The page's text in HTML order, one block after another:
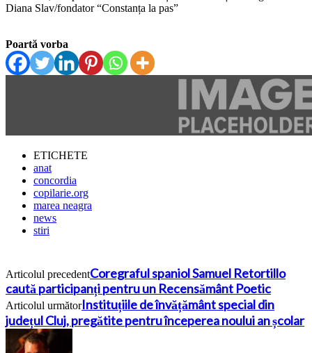
Diana Slav/fondator “Constanța la pas”
Poartă vorba
ETICHETE
anat
concordia
copilarie.org
marea neagra
news
stiri
Articolul precedentCoregraful spaniol Samuel Retortillo
caută participanți pentru un Recensământ Poetic
Articolul următorInstituțiile de învățământ special din
județul Cluj, pregătite pentru începerea noului an școlar